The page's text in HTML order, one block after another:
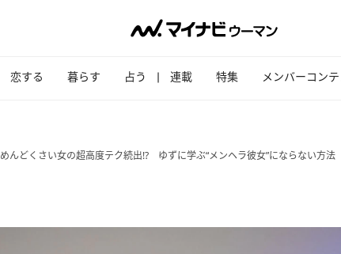
恋する 暮らす 占う 連載 特集 メンバーコン
めんどくさい女の超高度テク続出!? ゆずに学ぶ“メンヘラ彼女”にならない方法